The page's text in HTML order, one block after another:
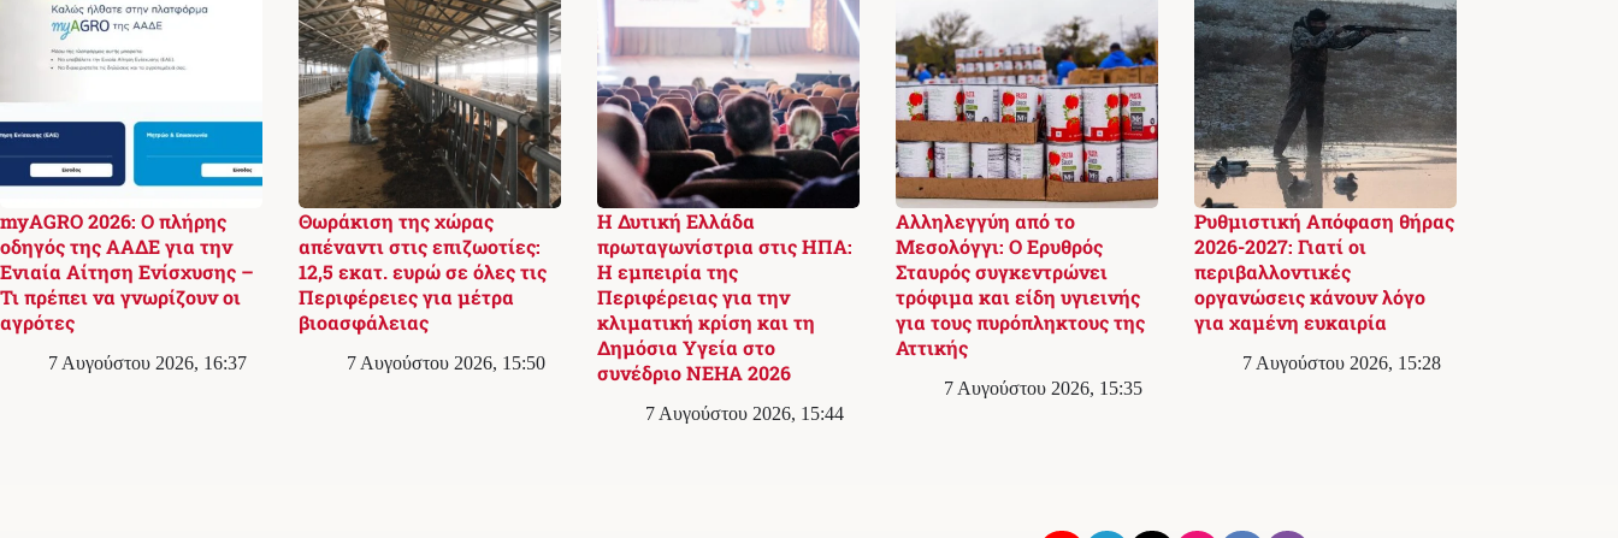
myAGRO 2026: Ο πλήρης
οδηγός της ΑΑΔΕ για την
Ενιαία Αίτηση Ενίσχυσης –
Τι πρέπει να γνωρίζουν οι
αγρότες
7 Αυγούστου 2026, 16:37
Θωράκιση της χώρας
απέναντι στις επιζωοτίες:
12,5 εκατ. ευρώ σε όλες τις
Περιφέρειες για μέτρα
βιοασφάλειας
7 Αυγούστου 2026, 15:50
Η Δυτική Ελλάδα
πρωταγωνίστρια στις ΗΠΑ:
Η εμπειρία της
Περιφέρειας για την
κλιματική κρίση και τη
Δημόσια Υγεία στο
συνέδριο NEHA 2026
7 Αυγούστου 2026, 15:44
Αλληλεγγύη από το
Μεσολόγγι: Ο Ερυθρός
Σταυρός συγκεντρώνει
τρόφιμα και είδη υγιεινής
για τους πυρόπληκτους της
Αττικής
7 Αυγούστου 2026, 15:35
Ρυθμιστική Απόφαση θήρας
2026-2027: Γιατί οι
περιβαλλοντικές
οργανώσεις κάνουν λόγο
για χαμένη ευκαιρία
7 Αυγούστου 2026, 15:28